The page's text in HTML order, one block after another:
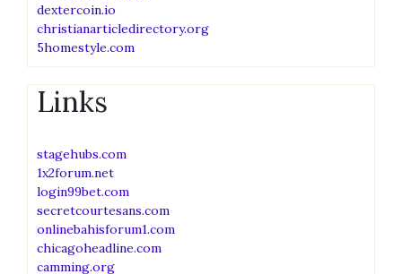
dextercoin.io
christianarticledirectory.org
5homestyle.com
Links
stagehubs.com
1x2forum.net
login99bet.com
secretcourtesans.com
onlinebahisforum1.com
chicagoheadline.com
camming.org